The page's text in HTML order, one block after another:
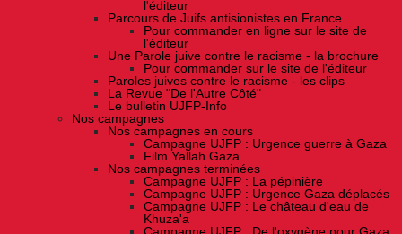
l'éditeur
Parcours de Juifs antisionistes en France
Pour commander en ligne sur le site de
l'éditeur
Une Parole juive contre le racisme - la brochure
Pour commander sur le site de l'éditeur
Paroles juives contre le racisme - les clips
La Revue "De l'Autre Côté"
Le bulletin UJFP-Info
Nos campagnes
Nos campagnes en cours
Campagne UJFP : Urgence guerre à Gaza
Film Yallah Gaza
Nos campagnes terminées
Campagne UJFP : La pépinière
Campagne UJFP : Urgence Gaza déplacés
Campagne UJFP : Le château d'eau de
Khuza'a